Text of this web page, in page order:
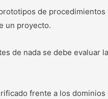
de
un proyecto.
de nada se debe evaluar
frente a los